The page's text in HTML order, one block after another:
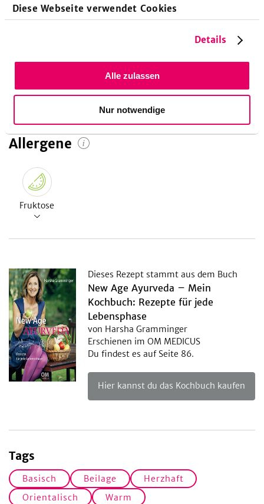
Diese Webseite verwendet Cookies
Details
Alle zulassen
Nur notwendige
22
Kohlenhydrate
Allergene
Fruktose
Dieses Rezept stammt aus dem Buch
New Age Ayurveda – Mein
Kochbuch: Rezepte für jede
Lebensphase
von Harsha Gramminger
Erschienen im OM MEDICUS
Du findest es auf Seite 86.
Hier kannst du das Kochbuch kaufen
Tags
Basisch Beilage
Herzhaft
Orientalisch
Warm